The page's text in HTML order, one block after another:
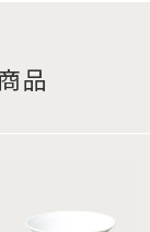
品